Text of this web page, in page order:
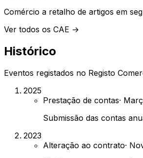
Comércio a retalho de artigos em
Ver todos os CAE →
Histórico
Eventos registados no Registo
2025
Prestação de contas·
Submissão das contas
2023
Alteração ao contrato·